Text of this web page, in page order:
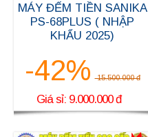
MÁY ĐẾM TIỀN SANIKA
PS-68PLUS ( NHẬP
KHẨU 2025)
-42% 15.500.000 đ
Giá sỉ: 9.000.000 đ